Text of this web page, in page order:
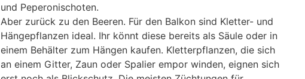
und Peperonischoten.
Aber zurück zu den Beeren. Für den Balkon sind Kletter- und
Hängepflanzen ideal. Ihr könnt diese bereits als Säule oder in
einem Behälter zum Hängen kaufen. Kletterpflanzen, die sich
an einem Gitter, Zaun oder Spalier empor winden, eignen sich